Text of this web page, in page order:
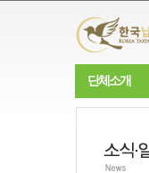
단체소개